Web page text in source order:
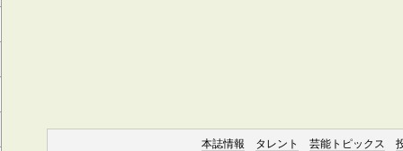
本誌情報 タレント 芸能トピックス